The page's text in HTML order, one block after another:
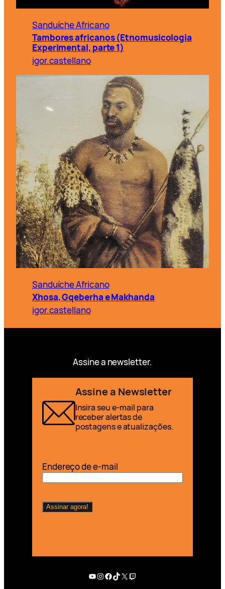
Sanduíche Africano
Tambores africanos (Etnomusicologia
Experimental, parte 1)
igor.castellano
Sanduíche Africano
Xhosa, Gqeberha e Makhanda
igor.castellano
Assine a newsletter.
Assine a Newsletter
Insira seu e-mail para
receber alertas de
postagens e atualizações.
Endereço de e-mail
Youtube
Instagram
Facebook
TikTok
X Twitch